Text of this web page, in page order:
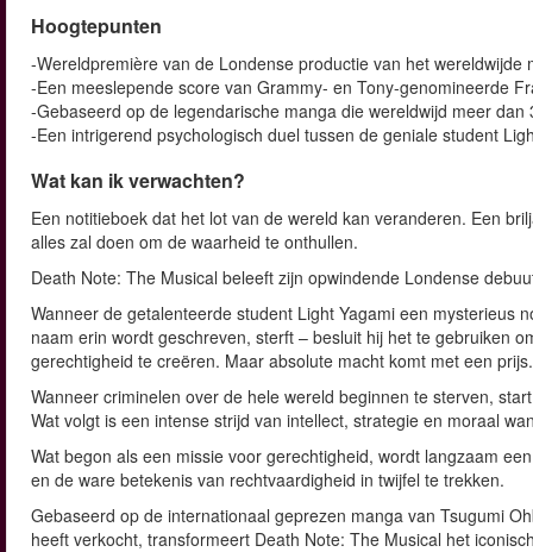
Hoogtepunten
-Wereldpremière van de Londense productie van het
-Een meeslepende score van Grammy- en Tony-genomineerde
-Gebaseerd op de legendarische manga die wereldwijd meer
-Een intrigerend psychologisch duel tussen de geniale student
Wat kan ik verwachten?
Een notitieboek dat het lot van de wereld kan veranderen. Een
alles zal doen om de waarheid te onthullen.
Death Note: The Musical beleeft zijn opwindende Londense
Wanneer de getalenteerde student Light Yagami een mysterieus
naam erin wordt geschreven, sterft – besluit hij het te gebruiken
gerechtigheid te creëren. Maar absolute macht komt met een prijs.
Wanneer criminelen over de hele wereld beginnen te sterven,
Wat volgt is een intense strijd van intellect, strategie en moraal
Wat begon als een missie voor gerechtigheid, wordt langzaam
en de ware betekenis van rechtvaardigheid in twijfel te trekken.
Gebaseerd op de internationaal geprezen manga van Tsugumi
heeft verkocht, transformeert Death Note: The Musical het